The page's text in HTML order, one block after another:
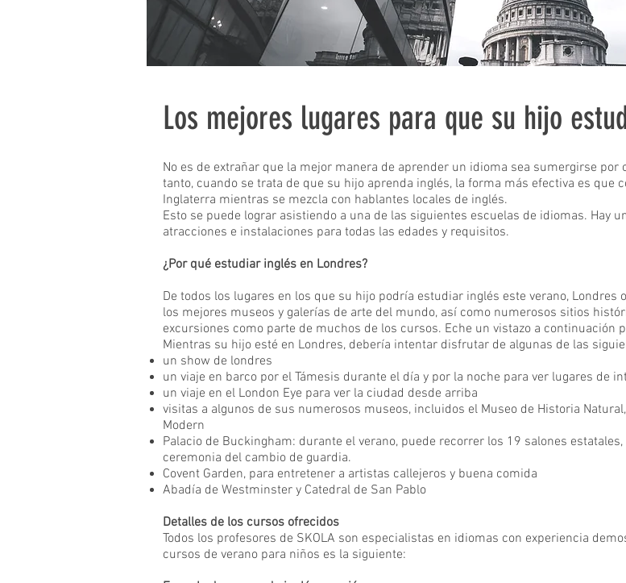
Los mejores lugares para que su hijo
No es de extrañar que la mejor manera de aprender un idioma sea sumergirse
tanto, cuando se trata de que su hijo aprenda inglés, la forma más efectiva es que
Inglaterra mientras se mezcla con hablantes locales de inglés.
Esto se puede lograr asistiendo a una de las siguientes escuelas de idiomas. Hay
atracciones e instalaciones para todas las edades y requisitos.
¿Por qué estudiar inglés en Londres?
De todos los lugares en los que su hijo podría estudiar inglés este verano,
los mejores museos y galerías de arte del mundo, así como numerosos sitios
excursiones como parte de muchos de los cursos. Eche un vistazo a continuación
Mientras su hijo esté en Londres, debería intentar disfrutar de algunas de las
un show de londres
un viaje en barco por el Támesis durante el día y por la noche para ver lugares de
un viaje en el London Eye para ver la ciudad desde arriba
visitas a algunos de sus numerosos museos, incluidos el Museo de Historia
Modern
Palacio de Buckingham: durante el verano, puede recorrer los 19 salones
ceremonia del cambio de guardia.
Covent Garden, para entretener a artistas callejeros y buena comida
Abadía de Westminster y Catedral de San Pablo
Detalles de los cursos ofrecidos
Todos los profesores de SKOLA son especialistas en idiomas con experiencia
cursos de verano para niños es la siguiente: